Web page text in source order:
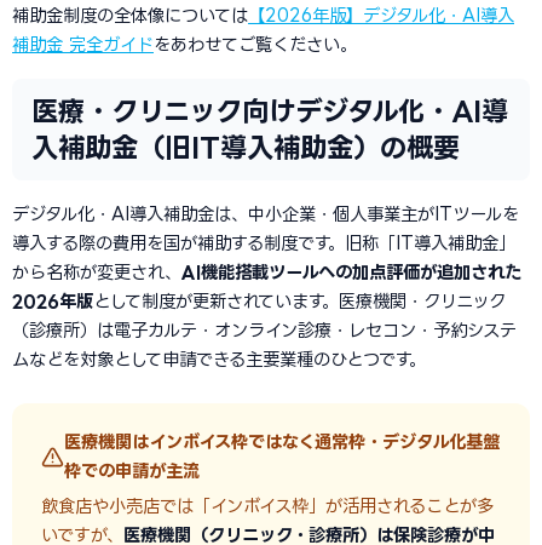
補助金制度の全体像については 【2026年版】デジタル化・AI導入
補助金 完全ガイドをあわせてご覧ください。
医療・クリニック向けデジタル化・AI導
入補助金（旧IT導入補助金）の概要
デジタル化・AI導入補助金は、中小企業・個人事業主がITツールを
導入する際の費用を国が補助する制度です。旧称「IT導入補助金」
から名称が変更され、 AI機能搭載ツールへの加点評価が追加された
2026年版 として制度が更新されています。医療機関・クリニック
（診療所）は電子カルテ・オンライン診療・レセコン・予約システ
ムなどを対象として申請できる主要業種のひとつです。
医療機関はインボイス枠ではなく通常枠・デジタル化基盤
枠での申請が主流
飲食店や小売店では「インボイス枠」が活用されることが多
いですが、
医療機関（クリニック・診療所）は保険診療が中